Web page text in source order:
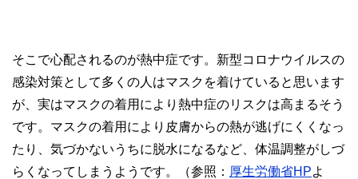
そこで心配されるのが熱中症です。新型コロナウイルスの
感染対策として多くの人はマスクを着けていると思います
が、実はマスクの着用により熱中症のリスクは高まるそう
です。マスクの着用により皮膚からの熱が逃げにくくなっ
たり、気づかないうちに脱水になるなど、体温調整がしづ
らくなってしまうようです。（参照： 厚生労働省HPよ